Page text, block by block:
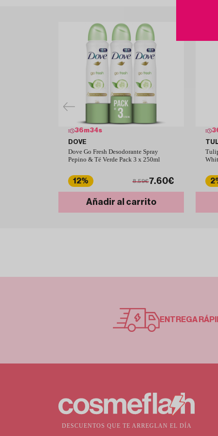
36m33s
DOVE
Dove Go Fresh Desodorante Spray
Pepino & Té Verde Pack 3 x 250ml
12% 8.59€7.60€
Añadir al carrito
ENTREGA
DESCUENTOS QUE TE ARREGLAN EL DÍA